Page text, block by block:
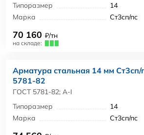
Типоразмер
14
Марка
Ст3сп/пс
70 160 ₽/тн
на складе:
Арматура стальная 14 мм
5781-82
ГОСТ 5781-82; А-I
Типоразмер
14
Марка
Ст3сп/пс